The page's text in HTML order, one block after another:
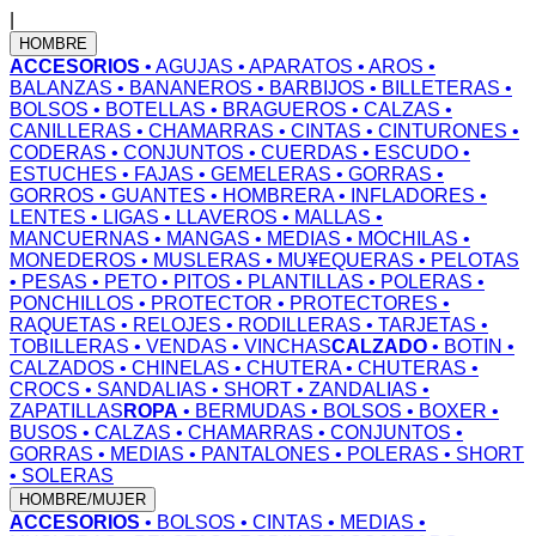
HOMBRE
ACCESORIOS • AGUJAS • APARATOS • AROS •
BALANZAS • BANANEROS • BARBIJOS • BILLETERAS •
BOLSOS • BOTELLAS • BRAGUEROS • CALZAS •
CANILLERAS • CHAMARRAS • CINTAS • CINTURONES •
CODERAS • CONJUNTOS • CUERDAS • ESCUDO •
ESTUCHES • FAJAS • GEMELERAS • GORRAS •
GORROS • GUANTES • HOMBRERA• INFLADORES •
LENTES • LIGAS • LLAVEROS • MALLAS •
MANCUERNAS • MANGAS • MEDIAS • MOCHILAS •
MONEDEROS • MUSLERAS • MU¥EQUERAS • PELOTAS
• PESAS • PETO • PITOS • PLANTILLAS • POLERAS •
PONCHILLOS • PROTECTOR • PROTECTORES •
RAQUETAS • RELOJES • RODILLERAS • TARJETAS •
TOBILLERAS • VENDAS • VINCHASCALZADO • BOTIN •
CALZADOS • CHINELAS • CHUTERA• CHUTERAS •
CROCS • SANDALIAS • SHORT • ZANDALIAS •
ZAPATILLAS ROPA • BERMUDAS • BOLSOS • BOXER •
BUSOS • CALZAS • CHAMARRAS • CONJUNTOS •
GORRAS • MEDIAS • PANTALONES • POLERAS • SHORT
• SOLERAS
HOMBRE/MUJER
ACCESORIOS • BOLSOS • CINTAS • MEDIAS •